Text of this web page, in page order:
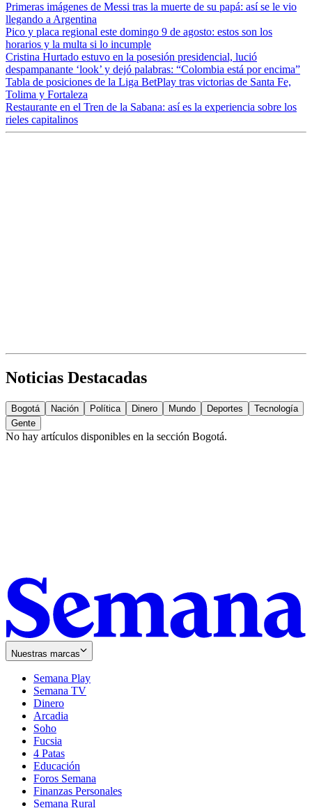
Primeras imágenes de Messi tras la muerte de su papá: así se le vio
llegando a Argentina
Pico y placa regional este domingo 9 de agosto: estos son los
horarios y la multa si lo incumple
Cristina Hurtado estuvo en la posesión presidencial, lució
despampanante ‘look’ y dejó palabras: “Colombia está por encima”
Tabla de posiciones de la Liga BetPlay tras victorias de Santa Fe,
Tolima y Fortaleza
Restaurante en el Tren de la Sabana: así es la experiencia sobre los
rieles capitalinos
Noticias Destacadas
Bogotá Nación Política Dinero Mundo Deportes
Tecnología
Gente
No hay artículos disponibles en la sección Bogotá.
Nuestras marcas
Semana Play
Semana TV
Dinero
Arcadia
Soho
in
new
window
Fucsia
in
new
window
4 Patas
Educación
Foros Semana
Finanzas Personales
Semana Rural